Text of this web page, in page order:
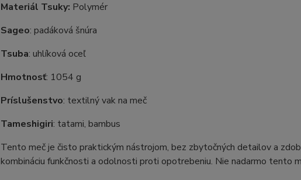
Materiál Tsuky: Polymér
Sageo: padáková šnúra
Tsuba: uhlíková oceľ
Hmotnosť: 1054 g
Príslušenstvo: textilný vak na meč
Tameshigiri: tatami, bambus
Tento meč je čisto praktickým nástrojom, bez zbytočných detailov a
kombináciu funkčnosti a odolnosti proti opotrebeniu. Nie nadarmo tento